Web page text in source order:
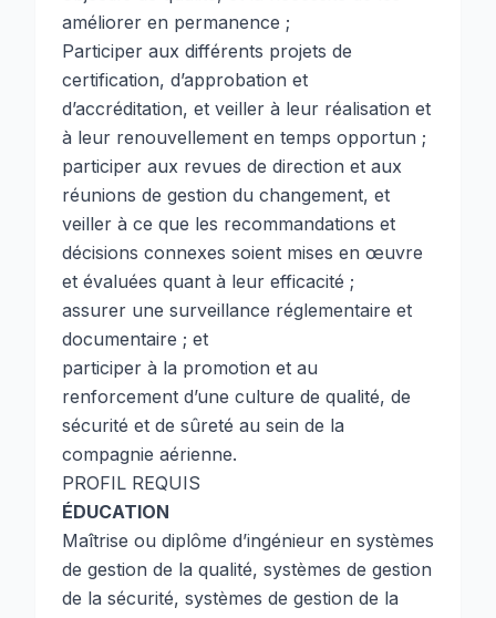
améliorer en permanence ;
Participer aux différents projets de
certification, d’approbation et
d’accréditation, et veiller à leur réalisation et
à leur renouvellement en temps opportun ;
participer aux revues de direction et aux
réunions de gestion du changement, et
veiller à ce que les recommandations et
décisions connexes soient mises en œuvre
et évaluées quant à leur efficacité ;
assurer une surveillance réglementaire et
documentaire ; et
participer à la promotion et au
renforcement d’une culture de qualité, de
sécurité et de sûreté au sein de la
compagnie aérienne.
PROFIL REQUIS
ÉDUCATION
Maîtrise ou diplôme d’ingénieur en systèmes
de gestion de la qualité, systèmes de gestion
de la sécurité, systèmes de gestion de la